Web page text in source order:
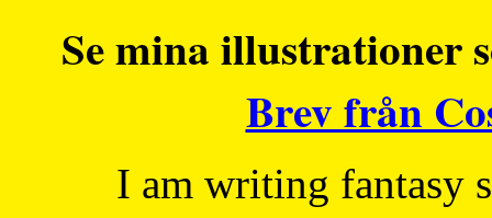
Se mina illustrationer
Brev från
I am writing fantasy